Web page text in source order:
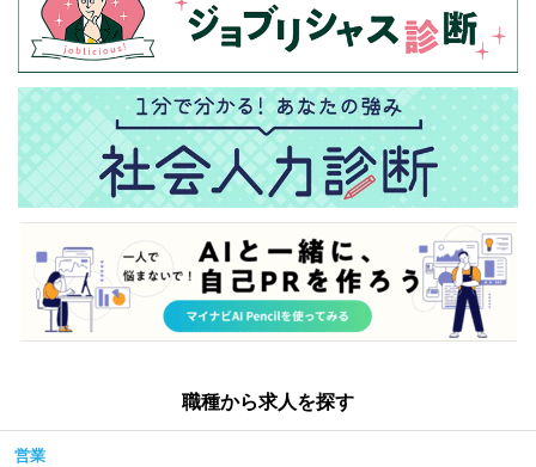
職種から求人を探す
営業